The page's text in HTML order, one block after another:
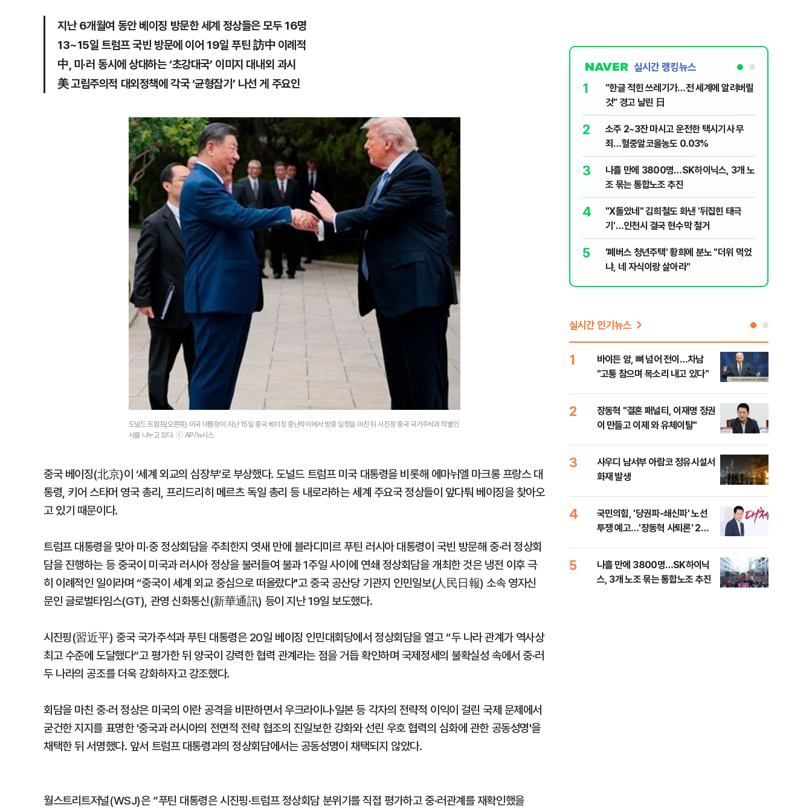
지난 6개월여 동안 베이징 방문한 세계 정상들은 모두 16명
13~15일 트럼프 국빈 방문에 이어 19일 푸틴 訪中 이례적
中, 미·러 동시에 상대하는 ‘초강대국’ 이미지 대내외 과시
美 고립주의적 대외정책에 각국 ‘균형잡기’ 나선 게 주요인
도널드 트럼프(오른쪽) 미국 대통령이 지난 15일 중국 베이징 중난하이에서 방중 일정을 마친 뒤 시진핑 중국 국가주석과 작별인
사를 나누고 있다. ⓒ AP/뉴시스
중국 베이징(北京)이 ‘세계 외교의 심장부’로 부상했다. 도널드 트럼프 미국 대통령을 비롯해 에마뉘엘 마크롱 프랑스 대
통령, 키어 스타머 영국 총리, 프리드리히 메르츠 독일 총리 등 내로라하는 세계 주요국 정상들이 앞다퉈 베이징을 찾아오
고 있기 때문이다.
트럼프 대통령을 맞아 미·중 정상회담을 주최한지 엿새 만에 블라디미르 푸틴 러시아 대통령이 국빈 방문해 중·러 정상회
담을 진행하는 등 중국이 미국과 러시아 정상을 불러들여 불과 1주일 사이에 연쇄 정상회담을 개최한 것은 냉전 이후 극
히 이례적인 일이라며 “중국이 세계 외교 중심으로 떠올랐다"고 중국 공산당 기관지 인민일보(人民日報) 소속 영자신
문인 글로벌타임스(GT), 관영 신화통신(新華通訊) 등이 지난 19일 보도했다.
시진핑(習近平) 중국 국가주석과 푸틴 대통령은 20일 베이징 인민대회당에서 정상회담을 열고 “두 나라 관계가 역사상
최고 수준에 도달했다”고 평가한 뒤 양국이 강력한 협력 관계라는 점을 거듭 확인하며 국제정세의 불확실성 속에서 중·러
두 나라의 공조를 더욱 강화하자고 강조했다.
회담을 마친 중·러 정상은 미국의 이란 공격을 비판하면서 우크라이나·일본 등 각자의 전략적 이익이 걸린 국제 문제에서
굳건한 지지를 표명한 '중국과 러시아의 전면적 전략 협조의 진일보한 강화와 선린 우호 협력의 심화에 관한 공동성명'을
채택한 뒤 서명했다. 앞서 트럼프 대통령과의 정상회담에서는 공동성명이 채택되지 않았다.
월스트리트저널(WSJ)은 ”푸틴 대통령은 시진핑·트럼프 정상회담 분위기를 직접 평가하고 중·러관계를 재확인했을
실시간 랭킹뉴스
1
"한글 적힌 쓰레기가…전 세계에 알려버릴
것" 경고 날린 日
2
소주 2~3잔 마시고 운전한 택시기사 무
죄…혈중알코올농도 0.03%
3
나흘 만에 3800명…SK하이닉스, 3개 노
조 묶는 통합노조 추진
4
"X돌았네" 김희철도 화낸 '뒤집힌 태극
기'…인천시 결국 현수막 철거
5
'폐버스 청년주택' 황희에 분노 "더위 먹었
냐, 네 자식이랑 살아라"
실시간 인기뉴스
1
바이든 암, 뼈 넘어 전이…차남
"고통 참으며 목소리 내고 있다"
2
장동혁 "결혼 패널티, 이재명 정권
이 만들고 이제 와 유체이탈"
3
사우디 남서부 아람코 정유시설서
화재 발생
4
국민의힘, '당권파-쇄신파' 노선
투쟁 예고…'장동혁 사퇴론' 2차
5
나흘 만에 3800명…SK하이닉
스, 3개 노조 묶는 통합노조 추진